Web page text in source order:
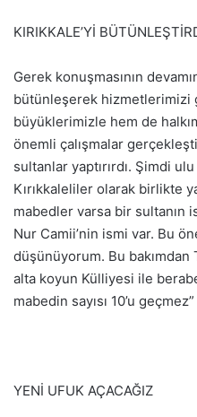
KIRIKKALE’Yİ
Gerek konuşmasının
bütünleşerek hizmetlerimizi
büyüklerimizle hem de
önemli çalışmalar
sultanlar yaptırırdı. Şimdi
Kırıkkaleliler olarak birlikte
mabedler varsa bir sultanın
Nur Camii’nin ismi var. Bu
düşünüyorum. Bu bakımdan
alta koyun Külliyesi ile
mabedin sayısı 10’u
YENİ UFUK AÇACAĞIZ